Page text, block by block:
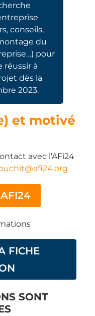
conseils,
du
pour
réussir à
dès la
2023.
et motivé
avec l’AFi24
AFI24
FICHE
SONT